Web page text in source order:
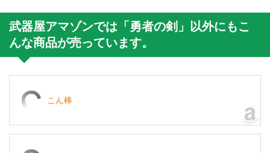
武器屋アマゾンでは「勇者の剣」以外にもこ
んな商品が売っています。
こん棒